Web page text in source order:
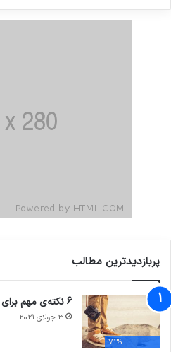
پربازدیدترین مطالب
71%
6 نکته‌ی مهم برای گرفتن عکس‌های جذاب‌تر در سفر
3 جولای 2021